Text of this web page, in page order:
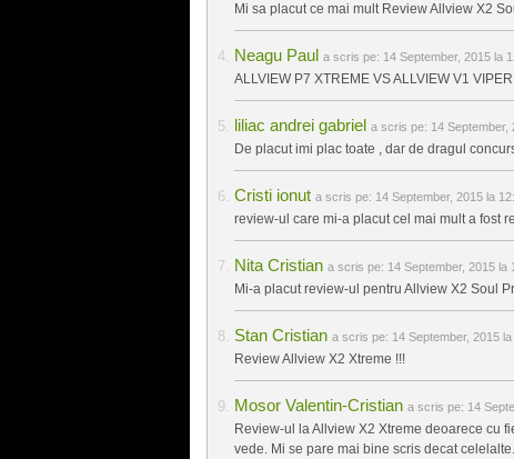
Mi sa placut ce mai mult Review Allview X2
Neagu Paul a scris pe: 14 September, 2015 la
ALLVIEW P7 XTREME VS ALLVIEW V1
liliac andrei gabriel a scris pe: 14 September,
De placut imi plac toate , dar de dragul
Cristi ionut a scris pe: 14 September, 2015 la
review-ul care mi-a placut cel mai mult a fost
Nita Cristian a scris pe: 14 September, 2015 la
Mi-a placut review-ul pentru Allview X2 Soul
Stan Cristian a scris pe: 14 September, 2015
Review Allview X2 Xtreme !!!
Mosor Valentin-Cristian a scris pe: 14
Review-ul la Allview X2 Xtreme deoarece cu
vede. Mi se pare mai bine scris decat celelalte.